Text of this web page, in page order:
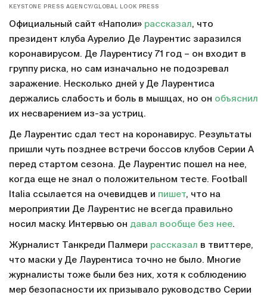
KEYSTONE PRESS AGENCY/GLOBAL LOOK PRESS
Официальный сайт «Наполи» рассказал, что
президент клуба Аурелио Де Лаурентис заразился
коронавирусом. Де Лаурентису 71 год – он входит в
группу риска, но сам изначально не подозревал
заражение. Несколько дней у Де Лаурентиса
держались слабость и боль в мышцах, но он объяснил
их несварением из-за устриц.
Де Лаурентис сдал тест на коронавирус. Результаты
пришли чуть позднее встречи боссов клубов Серии А
перед стартом сезона. Де Лаурентис пошел на нее,
когда еще не знал о положительном тесте. Football
Italia ссылается на очевидцев и пишет, что на
мероприятии Де Лаурентис не всегда правильно
носил маску. Интервью он давал вообще без нее.
Журналист Танкреди Палмери рассказал в твиттере,
что маски у Де Лаурентиса точно не было. Многие
журналисты тоже были без них, хотя к соблюдению
мер безопасности их призывало руководство Серии